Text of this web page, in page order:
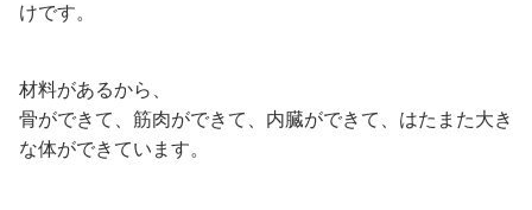
けです。
材料があるから、
骨ができて、筋肉ができて、内臓ができて、はたまた大き
な体ができています。